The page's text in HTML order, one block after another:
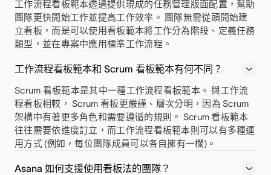
工作流程看板範本透過提供現成的任務管理版面配置，幫助
團隊更快開始工作並提高工作效率。 團隊無需從頭開始建
立看板，而是可以使用看板範本將工作分為階段、定義任務
類型，並在專案中應用標準工作流程。
工作流程看板範本和 Scrum 看板範本有何不同？
Scrum 看板範本是其中一種工作流程看板範本。 與工作流
程看板相較， Scrum 看板更嚴謹、層次分明，因為 Scrum
架構中有著更多角色和需要遵循的規則。 Scrum 看板範本
往往需要依進度訂立，而工作流程看板範本則可以有多種運
用方式 (例如，每位團隊成員可以各自擁有一欄)。
Asana 如何支援使用看板法的團隊？